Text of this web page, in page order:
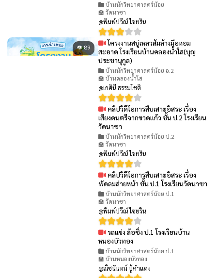
บ้านนักวิทยาศาสตร์น้อย
🏫 วัดนาซา
@พิมพ์ปวีณ์ ไชยริน
👁 89
โครงงานสบู่เหลวส้มล้างมือหอม
สะอาด โรงเรียนบ้านคลองน้ำใส(บุญ
ประชานุกูล)
บ้านนักวิทยาศาสตร์น้อย อ.2
🏫 บ้านคลองน้ำใส
@เกศินี ธรรมโชติ
คลิปวิดีโอการสืบเสาะอิสระ เรื่อง
เสียงดนตรีจากขวดแก้ว ชั้น ป.2 โรงเรียน
วัดนาซา
บ้านนักวิทยาศาสตร์น้อย ป.2
🏫 วัดนาซา
@พิมพ์ปวีณ์ ไชยริน
คลิปวิดีโอการสืบเสาะอิสระ เรื่อง
พัดลมส่ายหน้า ชั้น ป.1 โรงเรียนวัดนาซา
บ้านนักวิทยาศาสตร์น้อย ป.1
🏫 วัดนาซา
@พิมพ์ปวีณ์ ไชยริน
รถแข่ง ล้อซิ่ง ป.1 โรงเรียนบ้าน
หนองบัวทอง
บ้านนักวิทยาศาสตร์น้อย ป.1
🏫 บ้านหนองบัวทอง
@ณิชนันทน์ ปู้คำแดง